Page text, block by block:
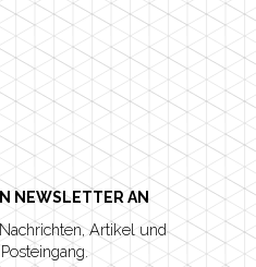
NEWSLETTER AN
Artikel und